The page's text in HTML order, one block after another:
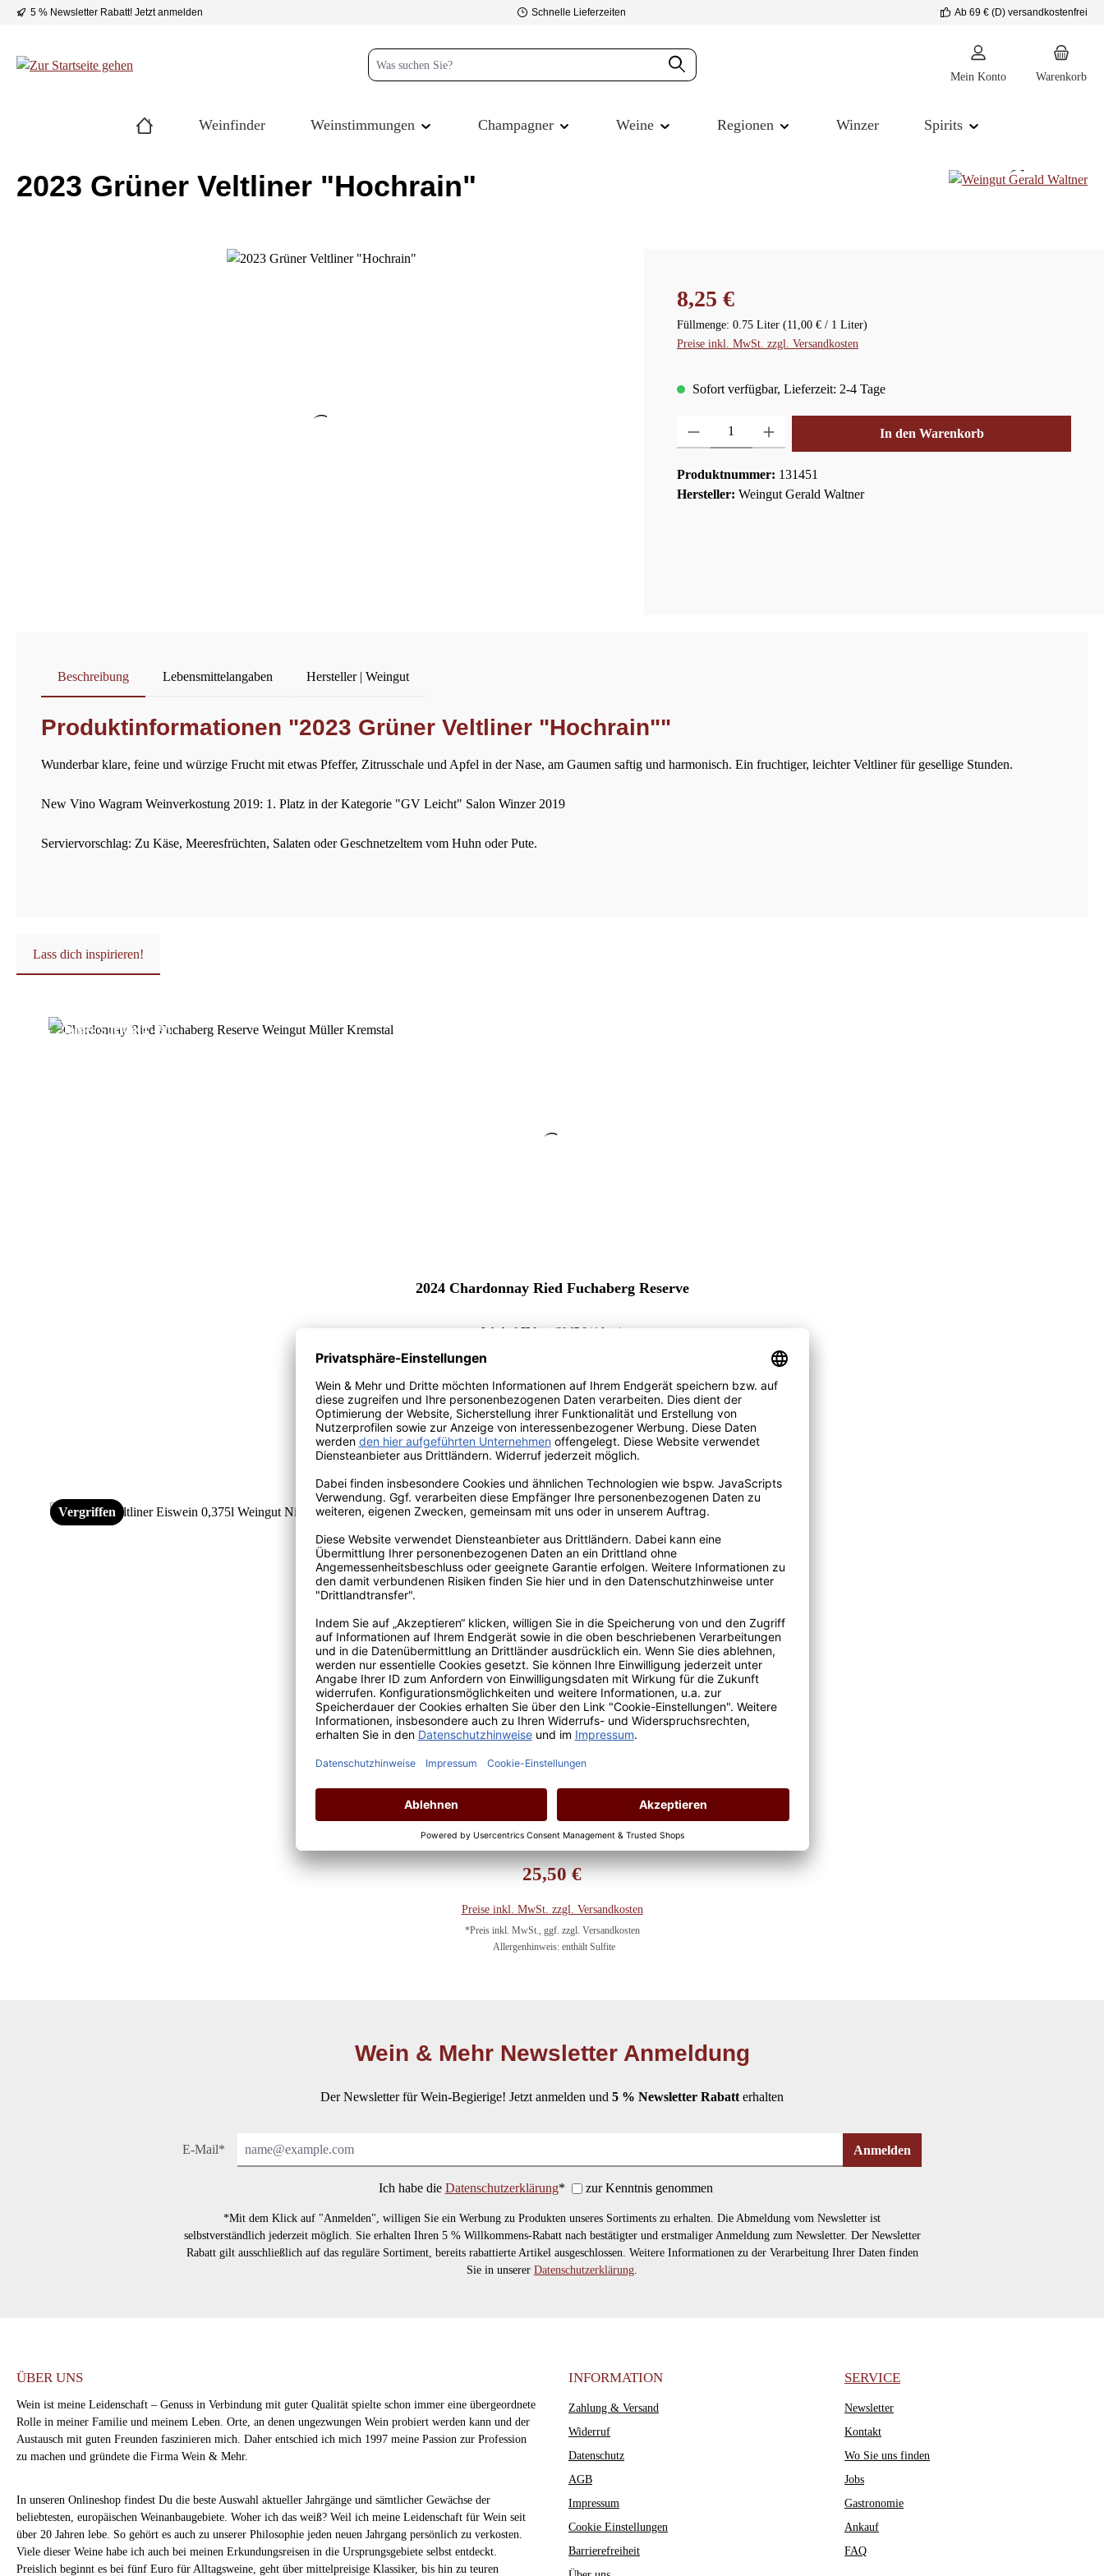
Hauptinhalt springen
Zur Suche springen
Zur Hauptnavigation springen
5 % Newsletter Rabatt! Jetzt anmelden Schnelle Lieferzeiten Ab 69 € (D) versandkostenfrei
Mein Konto Warenkorb
Weinfinder Weinstimmungen Champagner Weine Regionen Winzer Spirits
2023 Grüner Veltliner "Hochrain"
Regulärer Preis:
8,25 €
Füllmenge: 0.75 Liter (11,00 € / 1 Liter)
Preise inkl. MwSt. zzgl. Versandkosten
Sofort verfügbar, Lieferzeit: 2-4 Tage
Produkt Anzahl: Gib den gewünschten Wert ein oder benutze die Schaltflächen um die
In den Warenkorb
Produktnummer: 131451
Hersteller: Weingut Gerald Waltner
Beschreibung Lebensmittelangaben Hersteller | Weingut
Produktinformationen "2023 Grüner Veltliner "Hochrain""
Wunderbar klare, feine und würzige Frucht mit etwas Pfeffer, Zitrusschale und Apfel in der Nase, am Gaumen saftig und harmonisch. Ein fruchtiger, leichter Veltliner für gesellige Stunden.
New Vino Wagram Weinverkostung 2019: 1. Platz in der Kategorie "GV Leicht" Salon Winzer 2019
Serviervorschlag: Zu Käse, Meeresfrüchten, Salaten oder Geschnetzeltem vom Huhn oder Pute.
Lass dich inspirieren!
2024 Chardonnay Ried Fuchaberg Reserve
Inhalt: 0.75 Liter (20,67 € / 1 Liter)
Regulärer Preis:
15,50 €
Preise inkl. MwSt. zzgl. Versandkosten
*Preis inkl. MwSt., ggf. zzgl. Versandkosten
Allergenhinweis: enthält Sulfite
In den Warenkorb
Vergriffen
2021 Grüner Veltliner Eiswein 0,375l
Lebensmittelangaben
Regulärer Preis:
25,50 €
Preise inkl. MwSt. zzgl. Versandkosten
*Preis inkl. MwSt., ggf. zzgl. Versandkosten
Allergenhinweis: enthält Sulfite
Wein & Mehr Newsletter Anmeldung
Der Newsletter für Wein-Begierige! Jetzt anmelden und 5 % Newsletter Rabatt erhalten
E-Mail* Anmelden
Ich habe die Datenschutzerklärung* zur Kenntnis genommen
*Mit dem Klick auf "Anmelden", willigen Sie ein Werbung zu Produkten unseres Sortiments zu erhalten. Die Abmeldung vom Newsletter ist
selbstverständlich jederzeit möglich. Sie erhalten Ihren 5 % Willkommens-Rabatt nach bestätigter und erstmaliger Anmeldung zum Newsletter. Der Newsletter
Rabatt gilt ausschließlich auf das reguläre Sortiment, bereits rabattierte Artikel ausgeschlossen. Weitere Informationen zu der Verarbeitung Ihrer Daten finden
Sie in unserer Datenschutzerklärung.
ÜBER UNS
Wein ist meine Leidenschaft – Genuss in Verbindung mit guter Qualität spielte schon immer eine übergeordnete
Rolle in meiner Familie und meinem Leben. Orte, an denen ungezwungen Wein probiert werden kann und der
Austausch mit guten Freunden faszinieren mich. Daher entschied ich mich 1997 meine Passion zur Profession
zu machen und gründete die Firma Wein & Mehr.
In unseren Onlineshop findest Du die beste Auswahl aktueller Jahrgänge und sämtlicher Gewächse der
beliebtesten, europäischen Weinanbaugebiete. Woher ich das weiß? Weil ich meine Leidenschaft für Wein seit
über 20 Jahren lebe. So gehört es auch zu unserer Philosophie jeden neuen Jahrgang persönlich zu verkosten.
Viele dieser Weine habe ich auch bei meinen Erkundungsreisen in die Ursprungsgebiete selbst entdeckt.
Preislich beginnt es bei fünf Euro für Alltagsweine, geht über mittelpreisige Klassiker, bis hin zu teuren
INFORMATION
Zahlung & Versand
Widerruf
Datenschutz
AGB
Impressum
Cookie Einstellungen
Barrierefreiheit
SERVICE
Newsletter
Kontakt
Wo Sie uns finden
Jobs
Gastronomie
Ankauf
FAQ